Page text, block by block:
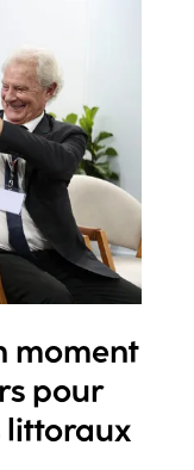
moment
pour
littoraux